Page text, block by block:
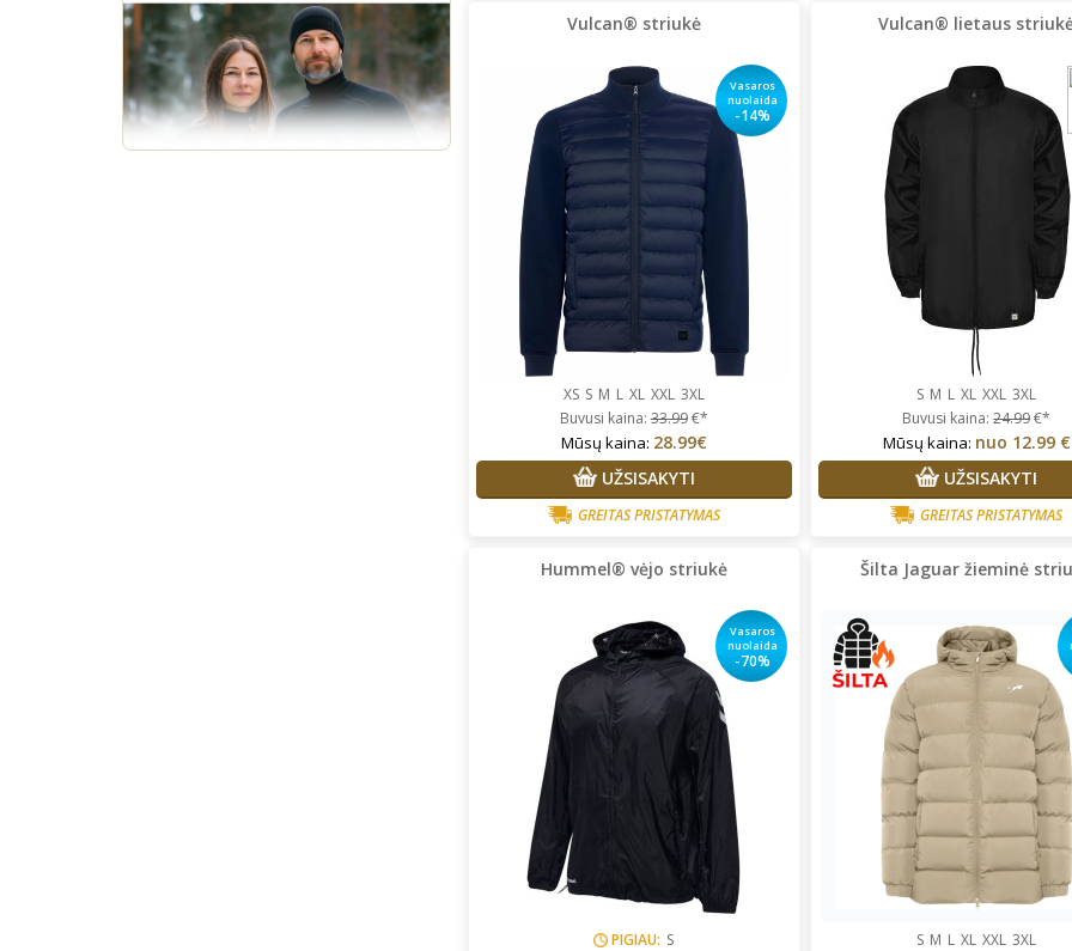
Vulcan® striukė
Vasaros
nuolaida
-14%
XS S M L XL XXL 3XL
Buvusi kaina:33.99€*
Mūsų kaina: 28.99€
UŽSISAKYTI
GREITAS PRISTATYMAS
Vulcan® lietaus
S M L XL XXL 3XL
Buvusi kaina:24.99€*
Mūsų kaina: nuo 12.99 €
UŽSISAKYTI
GREITAS PRISTATYMAS
Hummel® vėjo striukė
Vasaros
nuolaida
-70%
PIGIAU: S
Šilta Jaguar žieminė
S M L XL XXL 3XL